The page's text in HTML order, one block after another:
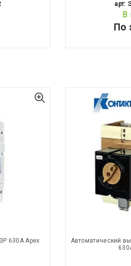
арт:
В
По
630А Apex
Автоматический